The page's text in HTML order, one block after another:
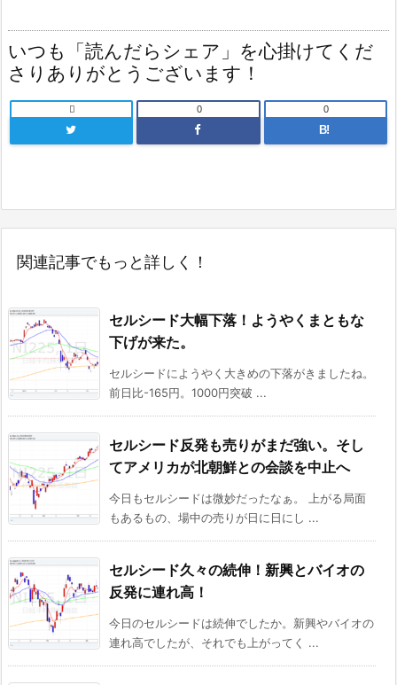
いつも「読んだらシェア」を心掛けてくだ
さりありがとうございます！
 0
B!
0
関連記事でもっと詳しく！
セルシード大幅下落！ようやくまともな
下げが来た。
セルシードにようやく大きめの下落がきましたね。
前日比-165円。1000円突破 ...
セルシード反発も売りがまだ強い。そし
てアメリカが北朝鮮との会談を中止へ
今日もセルシードは微妙だったなぁ。 上がる局面
もあるもの、場中の売りが日に日にし ...
セルシード久々の続伸！新興とバイオの
反発に連れ高！
今日のセルシードは続伸でしたか。新興やバイオの
連れ高でしたが、それでも上がってく ...